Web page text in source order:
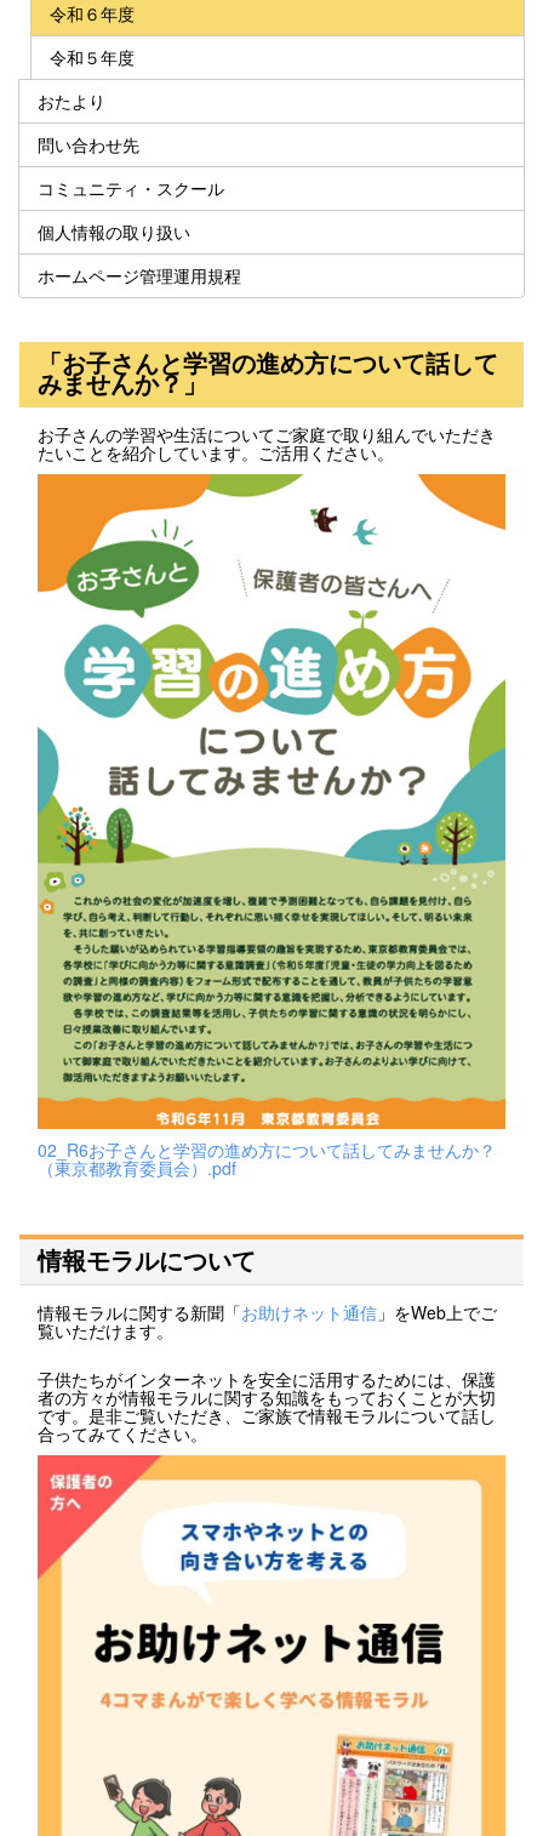
令和６年度
令和５年度
おたより
問い合わせ先
コミュニティ・スクール
個人情報の取り扱い
ホームページ管理運用規程
「お子さんと学習の進め方について話して
みませんか？」
お子さんの学習や生活についてご家庭で取り組んでいただき
たいことを紹介しています。ご活用ください。
02_R6お子さんと学習の進め方について話してみませんか？
（東京都教育委員会）.pdf
情報モラルについて
情報モラルに関する新聞「お助けネット通信 」をWeb上でご
覧いただけます。
子供たちがインターネットを安全に活用するためには、保護
者の方々が情報モラルに関する知識をもっておくことが大切
です。是非ご覧いただき、ご家族で情報モラルについて話し
合ってみてください。